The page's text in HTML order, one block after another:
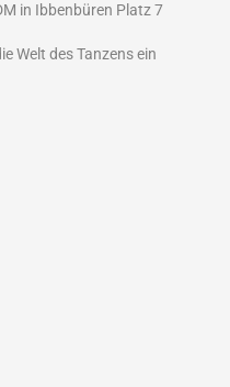
in Ibbenbüren Platz 7
Welt des Tanzens ein